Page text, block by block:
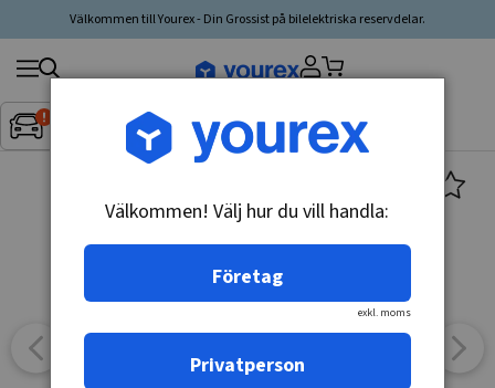
Välkommen till Yourex - Din Grossist på bilelektriska reservdelar.
Inget fordon valt▼
Sök
produkt,
tillverkare,
Välkommen! Välj hur du vill handla:
Företag
exkl. moms
Privatperson